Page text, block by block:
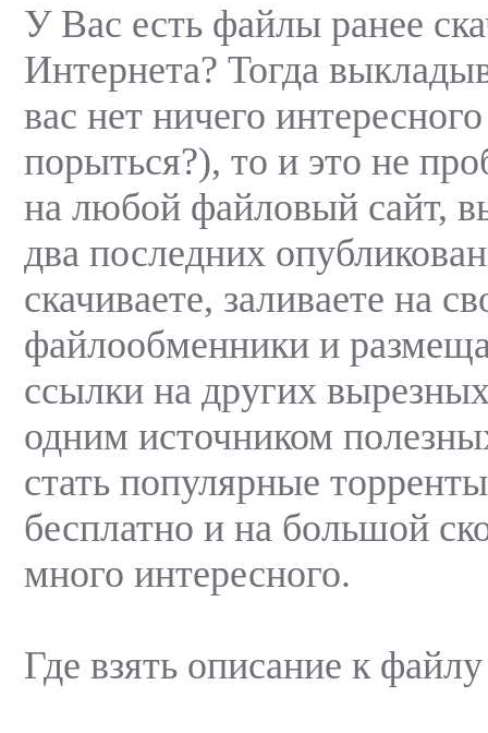
У Вас есть файлы ранее
Интернета? Тогда
вас нет ничего
порыться?), то и это не
на любой файловый сайт,
два последних
скачиваете, заливаете на
файлообменники и
ссылки на других
одним источником
стать популярные
бесплатно и на большой
много интересного.
Где взять описание к